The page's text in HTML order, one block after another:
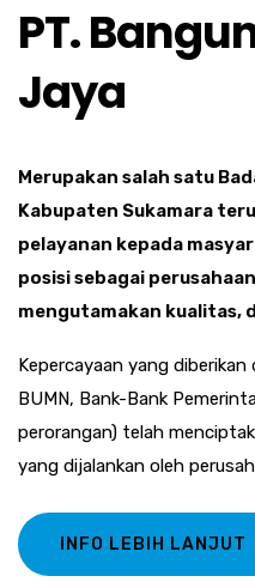
PT.
Jaya
Merupakan salah satu
Kabupaten Sukamara
pelayanan kepada
posisi sebagai
mengutamakan kualitas,
Kepercayaan yang
BUMN, Bank-Bank
perorangan) telah
yang dijalankan oleh
INFO LEBIH LANJUT